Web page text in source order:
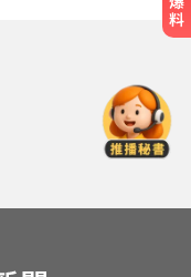
運 用